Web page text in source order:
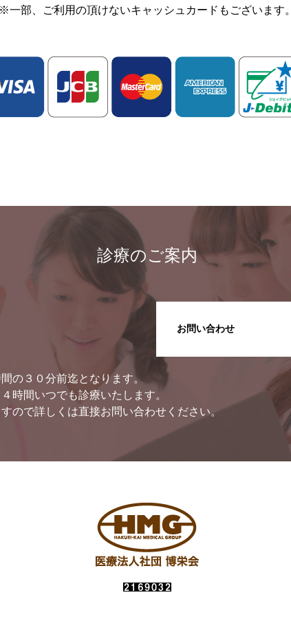
※一部、ご利用の頂けないキャッシュカードもございます。
診療のご案内
お問い合わせ
の３０分前迄となります。
時間いつでも診療いたします。
ので詳しくは直接お問い合わせください。